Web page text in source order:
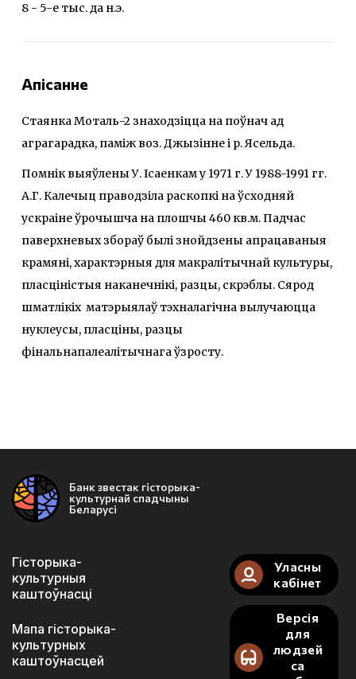
8 - 5-е тыс. да н.э.
Апісанне
Стаянка Моталь-2 знаходзіцца на поўнач ад
аграгарадка, паміж воз. Джызінне і р. Ясельда.
Помнік выяўлены У. Ісаенкам у 1971 г. У 1988-1991 гг.
А.Г. Калечыц праводзіла раскопкі на ўсходняй
ускраіне ўрочышча на плошчы 460 кв.м. Падчас
паверхневых збораў былі знойдзены апрацаваныя
крамяні, характэрныя для макралітычнай культуры,
пласціністыя наканечнікі, разцы, скрэблы. Сярод
шматлікіх матэрыялаў тэхналагічна вылучаюцца
нуклеусы, пласціны, разцы
фінальнапалеалітычнага ўзросту.
Банк звестак гісторыка-
культурнай спадчыны
Беларусі
Гісторыка-
культурныя
каштоўнасці
Мапа гісторыка-
культурных
каштоўнасцей
Уласны
кабінет
Версія
для
людзей
са